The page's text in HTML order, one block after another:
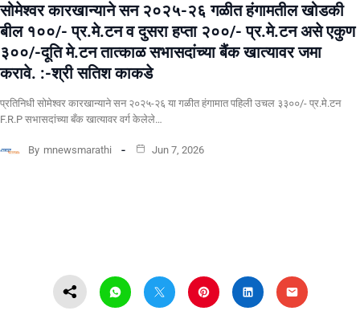
सोमेश्वर कारखान्याने सन २०२५-२६ गळीत हंगामतील खोडकी
बील १००/- प्र.मे.टन व दुसरा हप्ता २००/- प्र.मे.टन असे एकुण
३००/-दूति मे.टन तात्काळ सभासदांच्या बैंक खात्यावर जमा
करावे. :-श्री सतिश काकडे
प्रतिनिधी सोमेश्वर कारखान्याने सन २०२५-२६ या गळीत हंगामात पहिली उचल ३३००/- प्र.मे.टन
F.R.P सभासदांच्या बँक खात्यावर वर्ग केलेले…
By mnewsmarathi Jun 7, 2026